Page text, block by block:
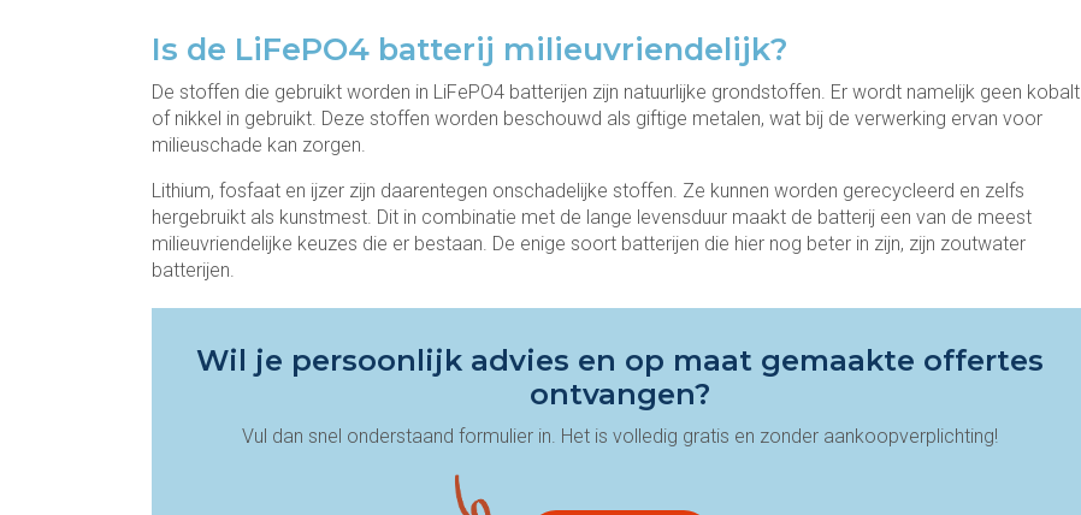
Is de LiFePO4 batterij milieuvriendelijk?
De stoffen die gebruikt worden in LiFePO4 batterijen zijn natuurlijke grondstoffen. Er wordt namelijk geen kobalt
of nikkel in gebruikt. Deze stoffen worden beschouwd als giftige metalen, wat bij de verwerking ervan voor
milieuschade kan zorgen.
Lithium, fosfaat en ijzer zijn daarentegen onschadelijke stoffen. Ze kunnen worden gerecycleerd en zelfs
hergebruikt als kunstmest. Dit in combinatie met de lange levensduur maakt de batterij een van de meest
milieuvriendelijke keuzes die er bestaan. De enige soort batterijen die hier nog beter in zijn, zijn zoutwater
batterijen.
Wil je persoonlijk advies en op maat gemaakte offertes
ontvangen?
Vul dan snel onderstaand formulier in. Het is volledig gratis en zonder aankoopverplichting!